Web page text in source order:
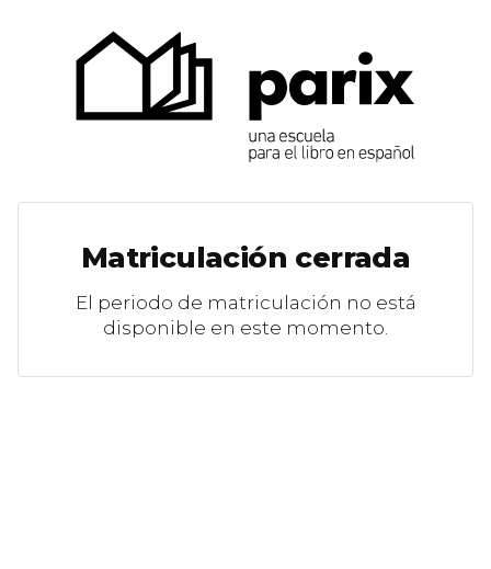
Matriculación cerrada
El periodo de matriculación no está
disponible en este momento.